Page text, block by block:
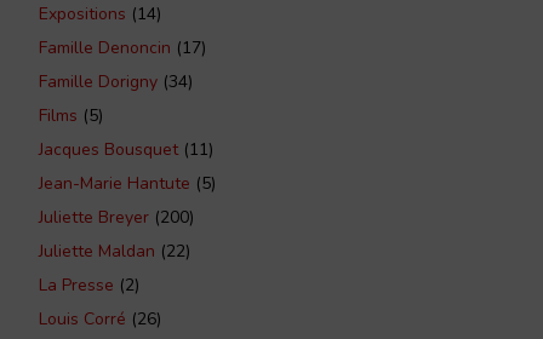
Expositions (14)
Famille Denoncin (17)
Famille Dorigny (34)
Films (5)
Jacques Bousquet(11)
Jean-Marie Hantute (5)
Juliette Breyer (200)
Juliette Maldan (22)
La Presse (2)
Louis Corré (26)